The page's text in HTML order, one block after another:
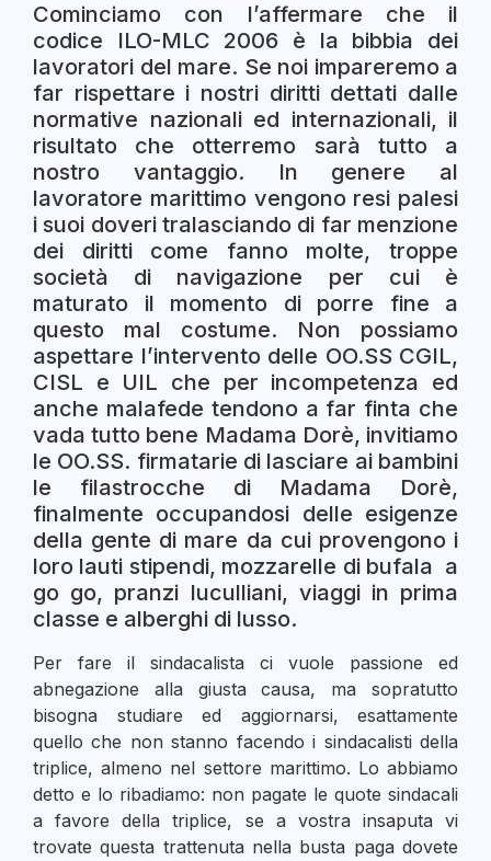
Cominciamo con l’affermare che il
codice ILO-MLC 2006 è la bibbia dei
lavoratori del mare. Se noi impareremo a
far rispettare i nostri diritti dettati dalle
normative nazionali ed internazionali, il
risultato che otterremo sarà tutto a
nostro vantaggio. In genere al
lavoratore marittimo vengono resi palesi
i suoi doveri tralasciando di far menzione
dei diritti come fanno molte, troppe
società di navigazione per cui è
maturato il momento di porre fine a
questo mal costume. Non possiamo
aspettare l’intervento delle OO.SS CGIL,
CISL e UIL che per incompetenza ed
anche malafede tendono a far finta che
vada tutto bene Madama Dorè, invitiamo
le OO.SS. firmatarie di lasciare ai bambini
le filastrocche di Madama Dorè,
finalmente occupandosi delle esigenze
della gente di mare da cui provengono i
loro lauti stipendi, mozzarelle di bufala a
go go, pranzi luculliani, viaggi in prima
classe e alberghi di lusso.
Per fare il sindacalista ci vuole passione ed
abnegazione alla giusta causa, ma sopratutto
bisogna studiare ed aggiornarsi, esattamente
quello che non stanno facendo i sindacalisti della
triplice, almeno nel settore marittimo. Lo abbiamo
detto e lo ribadiamo: non pagate le quote sindacali
a favore della triplice, se a vostra insaputa vi
trovate questa trattenuta nella busta paga dovete